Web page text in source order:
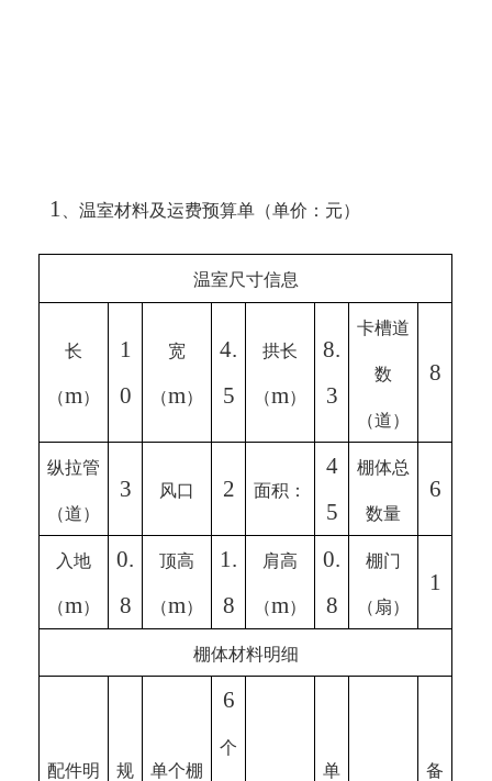
1 、温室材料及运费预算单（单价：元）
温室尺寸信息
长
（m）
1
0
宽
（m）
4.
5
拱长
（m）
8.
3
卡槽道
数
（道）
8
纵拉管
（道）
3 风口 2 面积：
4
5
棚体总
数量
6
入地
（m）
0.
8
顶高
（m）
1.
8
肩高
（m）
0.
8
棚门
（扇）
1
棚体材料明细
配件明 规 单个棚
6
个
单
备